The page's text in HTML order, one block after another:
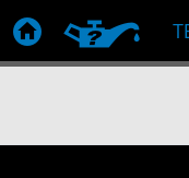
KEZDŐLAP
TERMÉK